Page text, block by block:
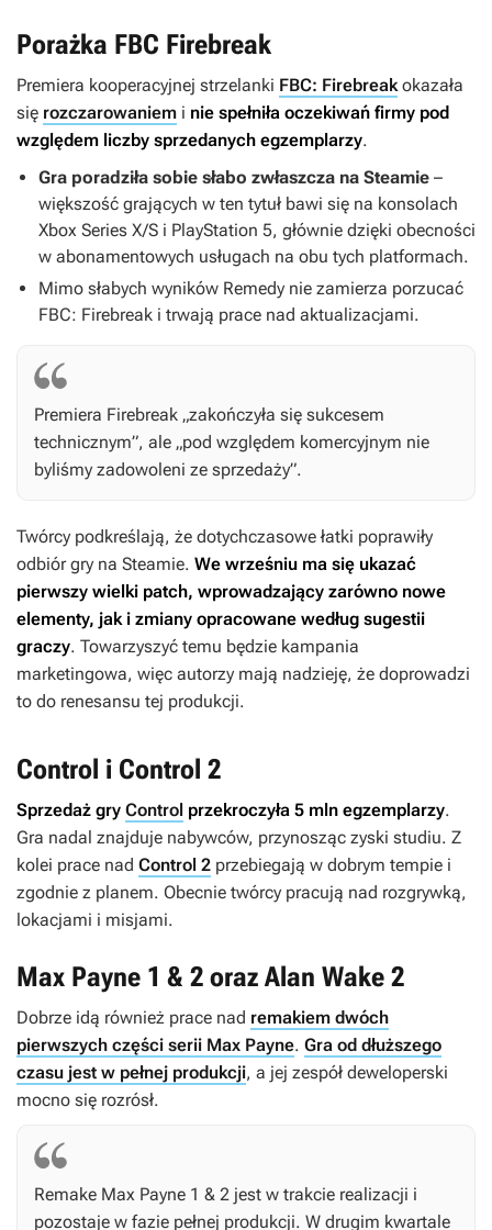
Porażka FBC Firebreak
Premiera kooperacyjnej strzelanki FBC: Firebreakokazała
się rozczarowaniem i nie spełniła oczekiwań firmy pod
względem liczby sprzedanych egzemplarzy.
Gra poradziła sobie słabo zwłaszcza na Steamie –
większość grających w ten tytuł bawi się na konsolach
Xbox Series X/S i PlayStation 5, głównie dzięki obecności
w abonamentowych usługach na obu tych platformach.
Mimo słabych wyników Remedy nie zamierza porzucać
FBC: Firebreak i trwają prace nad aktualizacjami.
Premiera Firebreak „zakończyła się sukcesem
technicznym”, ale „pod względem komercyjnym nie
byliśmy zadowoleni ze sprzedaży”.
Twórcy podkreślają, że dotychczasowe łatki poprawiły
odbiór gry na Steamie. We wrześniu ma się ukazać
pierwszy wielki patch, wprowadzający zarówno nowe
elementy, jak i zmiany opracowane według sugestii
graczy. Towarzyszyć temu będzie kampania
marketingowa, więc autorzy mają nadzieję, że doprowadzi
to do renesansu tej produkcji.
Control i Control 2
Sprzedaż gry Control przekroczyła 5 mln egzemplarzy.
Gra nadal znajduje nabywców, przynosząc zyski studiu. Z
kolei prace nad Control 2 przebiegają w dobrym tempie i
zgodnie z planem. Obecnie twórcy pracują nad rozgrywką,
lokacjami i misjami.
Max Payne 1 & 2 oraz Alan Wake 2
Dobrze idą również prace nad remakiem dwóch
pierwszych części serii Max Payne. Gra od dłuższego
czasu jest w pełnej produkcji, a jej zespół deweloperski
mocno się rozrósł.
Remake Max Payne 1 & 2 jest w trakcie realizacji i
pozostaje w fazie pełnej produkcji. W drugim kwartale